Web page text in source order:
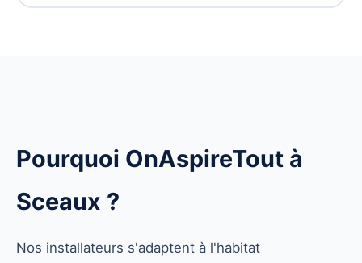
Pourquoi OnAspireTout à
Sceaux ?
Nos installateurs s'adaptent à l'habitat